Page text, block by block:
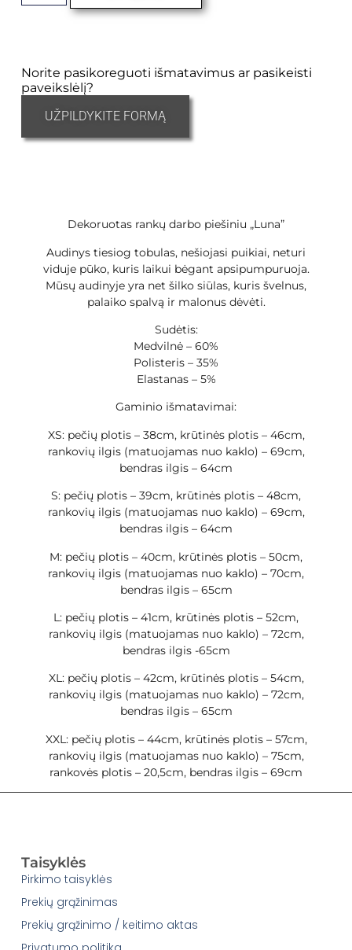
Dekoruotas rankų darbo piešiniu „Luna”
Audinys tiesiog tobulas, nešiojasi puikiai, neturi
viduje pūko, kuris laikui bėgant apsipumpuruoja.
Mūsų audinyje yra net šilko siūlas, kuris švelnus,
palaiko spalvą ir malonus dėvėti.
Sudėtis:
Medvilnė – 60%
Polisteris – 35%
Elastanas – 5%
Gaminio išmatavimai:
XS: pečių plotis – 38cm, krūtinės plotis – 46cm,
rankovių ilgis (matuojamas nuo kaklo) – 69cm,
bendras ilgis – 64cm
S: pečių plotis – 39cm, krūtinės plotis – 48cm,
rankovių ilgis (matuojamas nuo kaklo) – 69cm,
bendras ilgis – 64cm
M: pečių plotis – 40cm, krūtinės plotis – 50cm,
rankovių ilgis (matuojamas nuo kaklo) – 70cm,
bendras ilgis – 65cm
L: pečių plotis – 41cm, krūtinės plotis – 52cm,
rankovių ilgis (matuojamas nuo kaklo) – 72cm,
bendras ilgis -65cm
XL: pečių plotis – 42cm, krūtinės plotis – 54cm,
rankovių ilgis (matuojamas nuo kaklo) – 72cm,
bendras ilgis – 65cm
XXL: pečių plotis – 44cm, krūtinės plotis – 57cm,
rankovių ilgis (matuojamas nuo kaklo) – 75cm,
rankovės plotis – 20,5cm, bendras ilgis – 69cm
Norite pasikoreguoti išmatavimus ar pasikeisti
paveikslėlį?
UŽPILDYKITE FORMĄ
Taisyklės
Pirkimo taisyklės
Prekių grąžinimas
Prekių grąžinimo / keitimo aktas